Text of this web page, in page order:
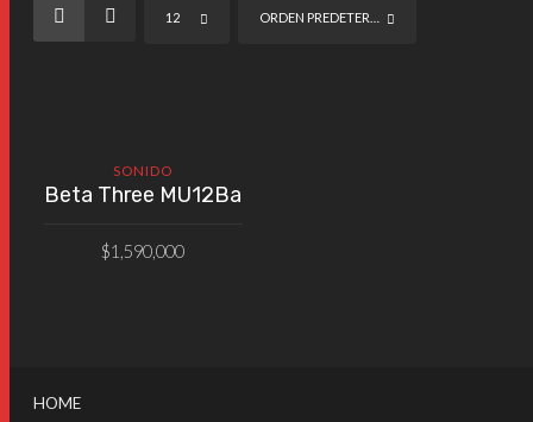
12
SONIDO
Beta Three MU12Ba
$1,590,000
HOME